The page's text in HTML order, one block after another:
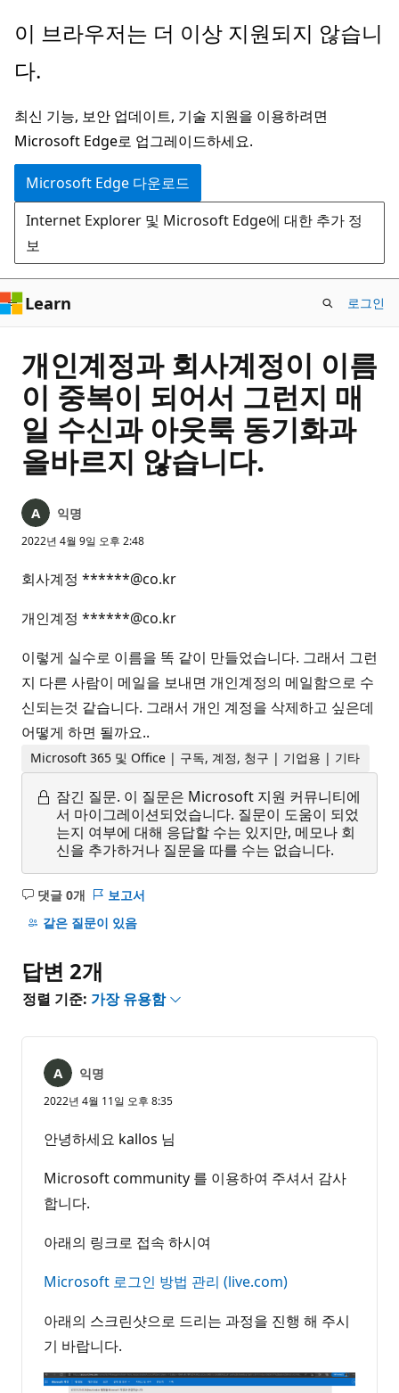
주
콘
츠
로
건
너
뛰
기
이 브라우저는 더 이상 지원되지 않습니
다.
최신 기능, 보안 업데이트, 기술 지원을 이용하려면
Microsoft Edge로 업그레이드하세요.
Microsoft Edge 다운로드
Internet Explorer 및 Microsoft Edge에 대한 추가 정
보
Learn 로그인
개인계정과 회사계정이 이름
이 중복이 되어서 그런지 매
일 수신과 아웃룩 동기화과
올바르지 않습니다.
익명
2022년 4월 9일 오후 2:48
회사계정 ******@co.kr
개인계정 ******@co.kr
이렇게 실수로 이름을 똑 같이 만들었습니다. 그래서 그런
지 다른 사람이 메일을 보내면 개인계정의 메일함으로 수
신되는것 같습니다. 그래서 개인 계정을 삭제하고 싶은데
어떻게 하면 될까요..
Microsoft 365 및 Office | 구독, 계정, 청구 | 기업용 | 기타
잠긴 질문. 이 질문은 Microsoft 지원 커뮤니티에
서 마이그레이션되었습니다. 질문이 도움이 되었
는지 여부에 대해 응답할 수는 있지만, 메모나 회
신을 추가하거나 질문을 따를 수는 없습니다.
댓글 0개
설
명
음
보고서
같은 질문이 있음
답변 2개
정렬 기준: 가장 유용함
익명
2022년 4월 11일 오후 8:35
안녕하세요 kallos 님
Microsoft community 를 이용하여 주셔서 감사
합니다.
아래의 링크로 접속 하시여
Microsoft 로그인 방법 관리 (live.com)
아래의 스크린샷으로 드리는 과정을 진행 해 주시
기 바랍니다.